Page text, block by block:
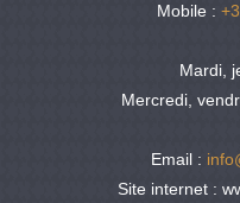
Mobile :
Mardi,
Mercredi,
Email :
Site internet :